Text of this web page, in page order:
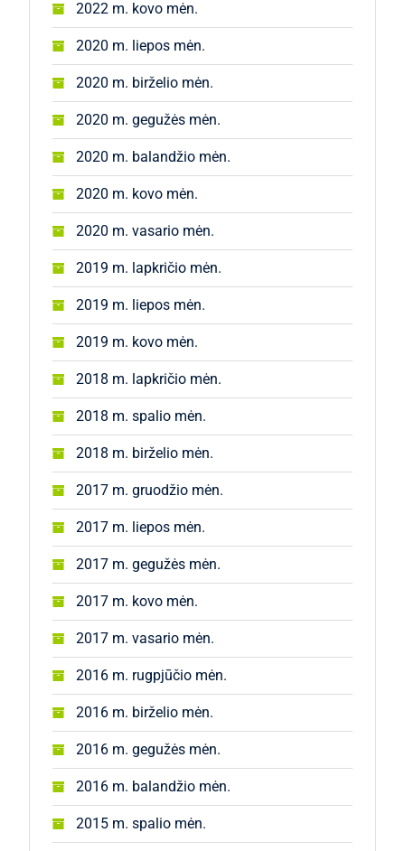
2022 m. kovo mėn.
2020 m. liepos mėn.
2020 m. birželio mėn.
2020 m. gegužės mėn.
2020 m. balandžio mėn.
2020 m. kovo mėn.
2020 m. vasario mėn.
2019 m. lapkričio mėn.
2019 m. liepos mėn.
2019 m. kovo mėn.
2018 m. lapkričio mėn.
2018 m. spalio mėn.
2018 m. birželio mėn.
2017 m. gruodžio mėn.
2017 m. liepos mėn.
2017 m. gegužės mėn.
2017 m. kovo mėn.
2017 m. vasario mėn.
2016 m. rugpjūčio mėn.
2016 m. birželio mėn.
2016 m. gegužės mėn.
2016 m. balandžio mėn.
2015 m. spalio mėn.